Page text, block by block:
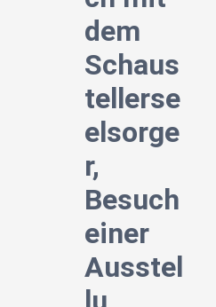
dem
Schaus
tellerse
elsorge
r,
Besuch
einer
Ausstel